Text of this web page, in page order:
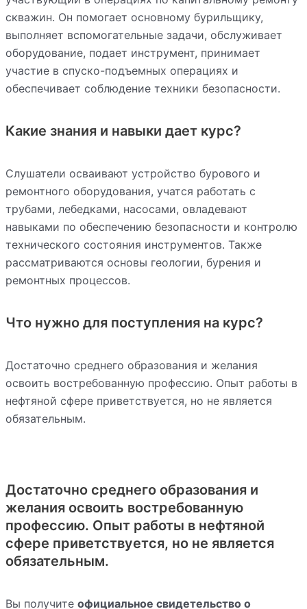
скважин. Он помогает основному бурильщику,
выполняет вспомогательные задачи, обслуживает
оборудование, подает инструмент, принимает
участие в спуско-подъемных операциях и
обеспечивает соблюдение техники безопасности.
Какие знания и навыки дает курс?
Слушатели осваивают устройство бурового и
ремонтного оборудования, учатся работать с
трубами, лебедками, насосами, овладевают
навыками по обеспечению безопасности и контролю
технического состояния инструментов. Также
рассматриваются основы геологии, бурения и
ремонтных процессов.
Что нужно для поступления на курс?
Достаточно среднего образования и желания
освоить востребованную профессию. Опыт работы в
нефтяной сфере приветствуется, но не является
обязательным.
Достаточно среднего образования и
желания освоить востребованную
профессию. Опыт работы в нефтяной
сфере приветствуется, но не является
обязательным.
Вы получите официальное свидетельство о